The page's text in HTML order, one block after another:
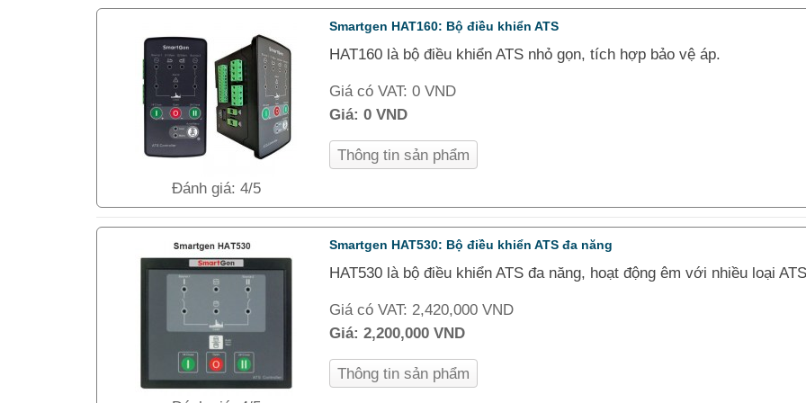
Đánh giá: 4/5
Smartgen HAT160: Bộ điều khiển ATS
HAT160 là bộ điều khiển ATS nhỏ gọn, tích hợp bảo vệ áp.
Giá có VAT: 0 VND
Giá: 0 VND
Thông tin sản phẩm
Smartgen HAT530: Bộ điều khiển ATS đa năng
HAT530 là bộ điều khiển ATS đa năng, hoạt động êm với nhiều loại ATS
Giá có VAT: 2,420,000 VND
Giá: 2,200,000 VND
Thông tin sản phẩm